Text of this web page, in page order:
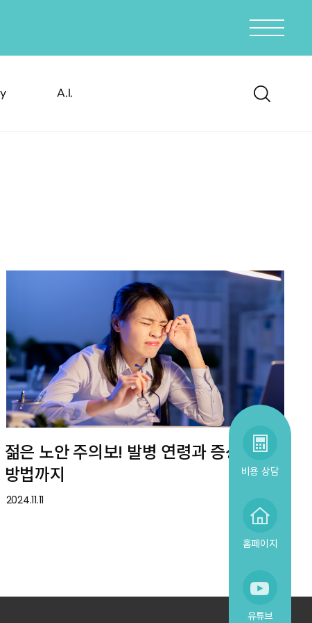
A.I.
비용 상담
홈페이지
유튜브
젊은 노안 주의보! 발병 연령과 증상, 대처
방법까지
2024.11.11